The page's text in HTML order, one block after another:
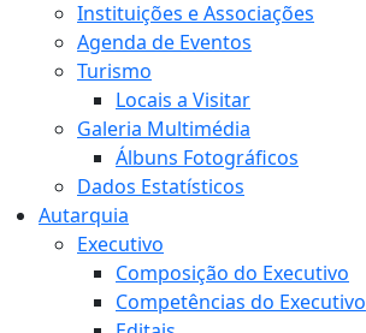
Instituições e Associações
Agenda de Eventos
Turismo
Locais a Visitar
Galeria Multimédia
Álbuns Fotográficos
Dados Estatísticos
Autarquia
Executivo
Composição do Executivo
Competências do Executivo